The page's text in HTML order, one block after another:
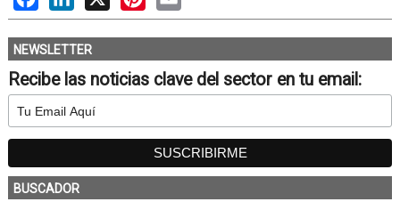
NEWSLETTER
Recibe las noticias clave del sector en tu email:
BUSCADOR